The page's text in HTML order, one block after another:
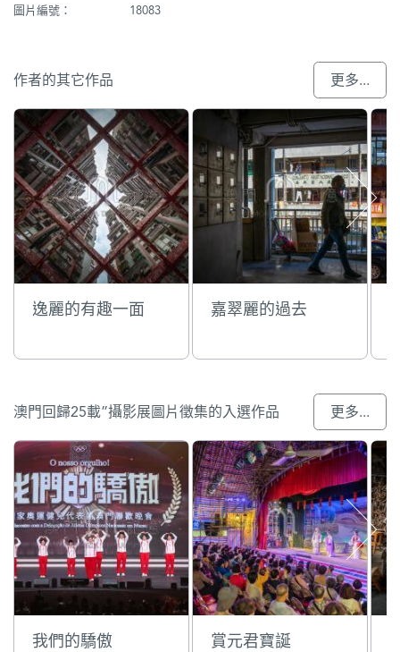
圖片編號：
18083
作者的其它作品 更多...
逸麗的有趣一面 嘉翠麗的過去
澳門回歸25載”攝影展圖片徵集的入選作品 更多...
我們的驕傲 賞元君寶誕